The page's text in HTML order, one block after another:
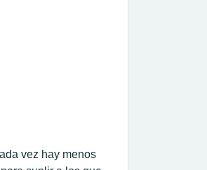
vez hay menos